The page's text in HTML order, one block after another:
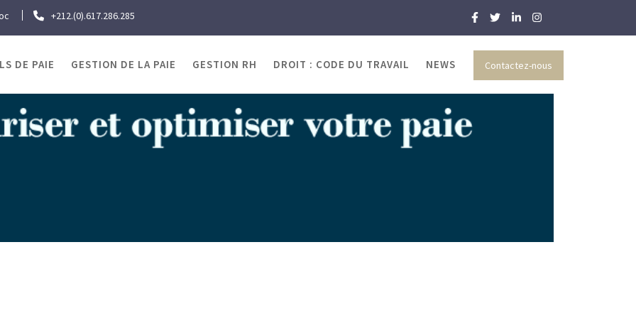
+212.(0).617.286.285
Contactez-nous
DE PAIE GESTION DE LA PAIE GESTION RH DROIT : CODE DU TRAVAIL NEWS